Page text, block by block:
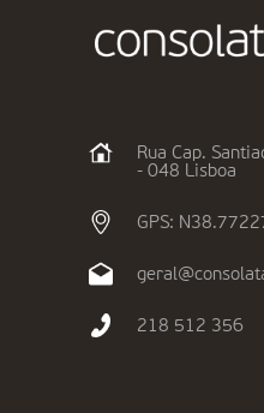
Rua Cap.
- 048 Lisboa
GPS:
218 512 356